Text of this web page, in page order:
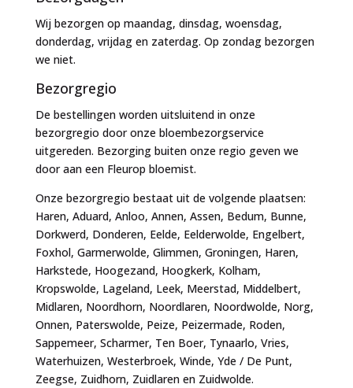
Wij bezorgen op maandag, dinsdag, woensdag,
donderdag, vrijdag en zaterdag. Op zondag bezorgen
we niet.
Bezorgregio
De bestellingen worden uitsluitend in onze
bezorgregio door onze bloembezorgservice
uitgereden. Bezorging buiten onze regio geven we
door aan een Fleurop bloemist.
Onze bezorgregio bestaat uit de volgende plaatsen:
Haren, Aduard, Anloo, Annen, Assen, Bedum, Bunne,
Dorkwerd, Donderen, Eelde, Eelderwolde, Engelbert,
Foxhol, Garmerwolde, Glimmen, Groningen, Haren,
Harkstede, Hoogezand, Hoogkerk, Kolham,
Kropswolde, Lageland, Leek, Meerstad, Middelbert,
Midlaren, Noordhorn, Noordlaren, Noordwolde, Norg,
Onnen, Paterswolde, Peize, Peizermade, Roden,
Sappemeer, Scharmer, Ten Boer, Tynaarlo, Vries,
Waterhuizen, Westerbroek, Winde, Yde / De Punt,
Zeegse, Zuidhorn, Zuidlaren en Zuidwolde.